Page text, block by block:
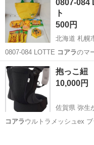
0807-084
ト
500円
北海道 札幌
0807-084 LOTTE コアラ
北海道 札幌市 バッグ
抱っこ紐
10,000円
佐賀県 弥生
コアラ